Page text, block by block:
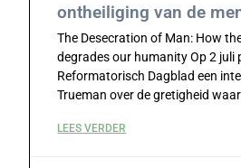
ontheiliging van de
The Desecration of Man: How
degrades our humanity Op 2 juli
Reformatorisch Dagblad een
Trueman over de gretigheid
LEES VERDER